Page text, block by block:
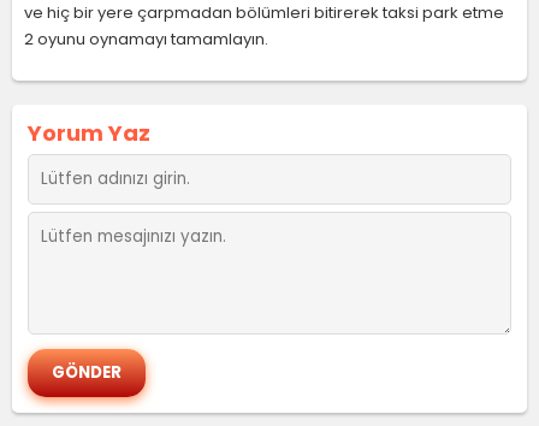
ve hiç bir yere çarpmadan bölümleri bitirerek taksi park etme
2 oyunu oynamayı tamamlayın.
Yorum Yaz